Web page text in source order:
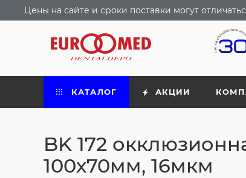
Цены на сайте и сроки поставки могут
КАТАЛОГ АКЦИИ
BK 172
100х70мм, 16мкм